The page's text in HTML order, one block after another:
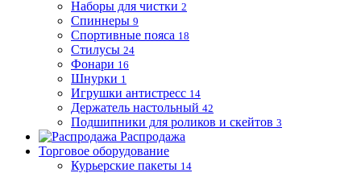
Наборы для чистки 2
Спиннеры 9
Спортивные пояса 18
Стилусы 24
Фонари 16
Шнурки 1
Игрушки антистресс 14
Держатель настольный 42
Подшипники для роликов и скейтов 3
Распродажа
Торговое оборудование
Курьерские пакеты 14